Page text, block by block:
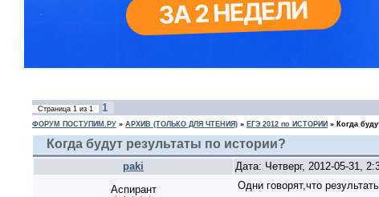
Страница 1 из 1 1
ФОРУМ ПОСТУПИМ.РУ » АРХИВ (ТОЛЬКО ДЛЯ ЧТЕНИЯ) » ЕГЭ 2012 по ИСТОРИИ » Когда
Когда будут результаты по истории?
paki Дата: Четверг, 2012-05-31,
Аспирант
Одни говорят,что